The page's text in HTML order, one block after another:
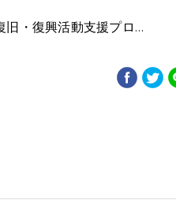
旧・復興活動支援プロ…